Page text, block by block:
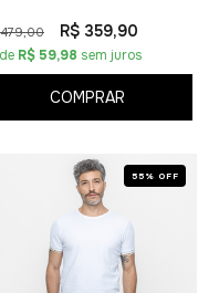
R$ 359,90
R$ 59,98 sem juros
COMPRAR
55% OFF